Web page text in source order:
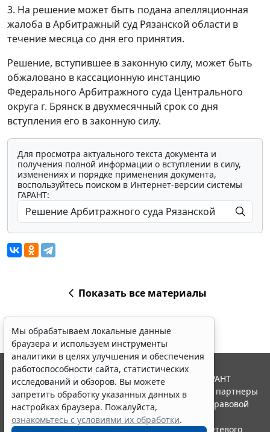
3. На решение может быть подана апелляционная
жалоба в Арбитражный суд Рязанской области в
течение месяца со дня его принятия.
Решение, вступившее в законную силу, может быть
обжаловано в кассационную инстанцию
Федерального Арбитражного суда Центрального
округа г. Брянск в двухмесячный срок со дня
вступления его в законную силу.
Для просмотра актуального текста документа и
получения полной информации о вступлении в силу,
изменениях и порядке применения документа,
воспользуйтесь поиском в Интернет-версии системы
ГАРАНТ:
Показать все материалы
Мы обрабатываем локальные данные
браузера и используем инструменты
аналитики в целях улучшения и обеспечения
работоспособности сайта, статистических
исследований и обзоров. Вы можете
запретить обработку указанных данных в
настройках браузера. Пожалуйста,
ознакомьтесь с условиями их обработки.
© ООО "НПП "ГАРАНТ-СЕРВИС", 2026. Система ГАРАНТ
выпускается с 1990 года. Компания "Гарант" и ее партнеры
являются участниками Российской ассоциации правовой
информации ГАРАНТ.
Портал ГАРАНТ.РУ зарегистрирован в качестве сетевого